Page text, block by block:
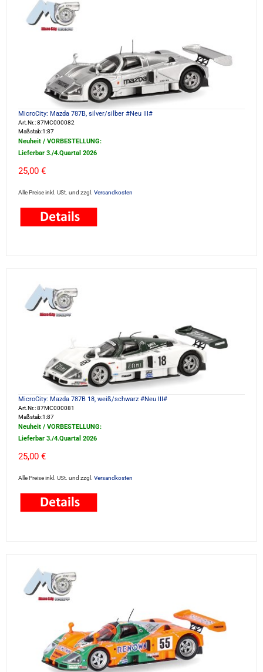
MicroCity: Mazda 787B, silver/silber #Neu III#
Art.Nr.: 87MC000082
Maßstab:1:87
Neuheit / VORBESTELLUNG:
Lieferbar 3./4.Quartal 2026
25,00 €
Alle Preise inkl. USt. und zzgl. Versandkosten
MicroCity: Mazda 787B 18, weiß/schwarz #Neu III#
Art.Nr.: 87MC000081
Maßstab:1:87
Neuheit / VORBESTELLUNG:
Lieferbar 3./4.Quartal 2026
25,00 €
Alle Preise inkl. USt. und zzgl. Versandkosten